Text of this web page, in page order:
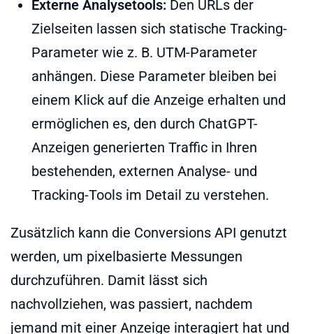
Externe Analysetools: Den URLs der
Zielseiten lassen sich statische Tracking-
Parameter wie z. B. UTM-Parameter
anhängen. Diese Parameter bleiben bei
einem Klick auf die Anzeige erhalten und
ermöglichen es, den durch ChatGPT-
Anzeigen generierten Traffic in Ihren
bestehenden, externen Analyse- und
Tracking-Tools im Detail zu verstehen.
Zusätzlich kann die Conversions API genutzt
werden, um pixelbasierte Messungen
durchzuführen. Damit lässt sich
nachvollziehen, was passiert, nachdem
jemand mit einer Anzeige interagiert hat und